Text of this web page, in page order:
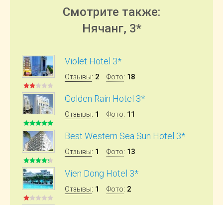
Смотрите также:
Нячанг, 3*
Violet Hotel 3*
Отзывы: 2 Фото: 18
Golden Rain Hotel 3*
Отзывы: 1 Фото: 11
Best Western Sea Sun Hotel 3*
Отзывы: 1 Фото: 13
Vien Dong Hotel 3*
Отзывы: 1 Фото: 2